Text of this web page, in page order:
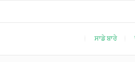
ਸਾਡੇ ਬਾਰੇ